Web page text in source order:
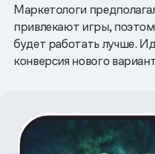
Маркетологи
привлекают игры,
будет работать лучше.
конверсия нового